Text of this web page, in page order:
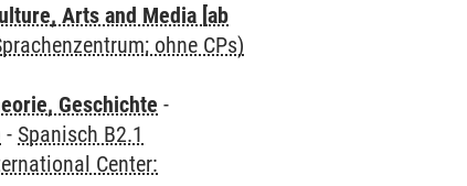
Arts and Media [ab
ohne CPs)
Geschichte -
- Spanisch B2.1
Center: